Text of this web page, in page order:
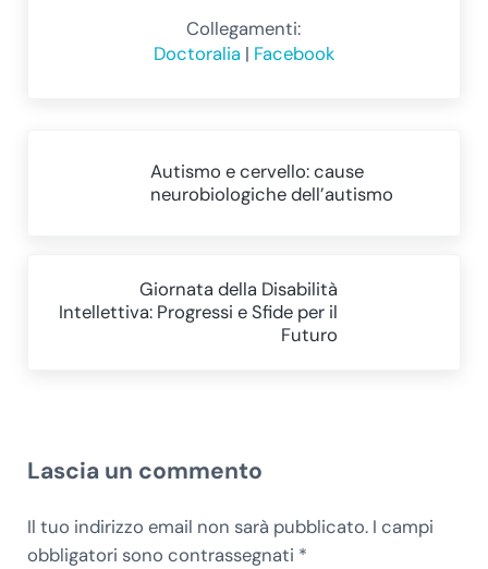
Collegamenti:
Doctoralia | Facebook
Autismo e cervello: cause
neurobiologiche dell’autismo
Giornata della Disabilità
Intellettiva: Progressi e Sfide per il
Futuro
Lascia un commento
Il tuo indirizzo email non sarà pubblicato. I campi
obbligatori sono contrassegnati *